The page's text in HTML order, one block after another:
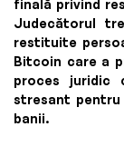
finală privind
Judecătorul
restituite
Bitcoin care a
proces juridic
stresant pentru
banii.